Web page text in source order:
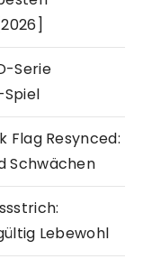
Serie
Flag Resynced:
Schwächen
Lebewohl